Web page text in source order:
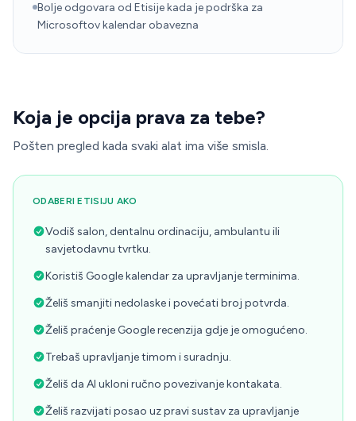
Bolje odgovara od Etisije kada je podrška za
Microsoftov kalendar obavezna
Koja je opcija prava za tebe?
Pošten pregled kada svaki alat ima više smisla.
ODABERI ETISIJU AKO
Vodiš salon, dentalnu ordinaciju, ambulantu ili
savjetodavnu tvrtku.
Koristiš Google kalendar za upravljanje terminima.
Želiš smanjiti nedolaske i povećati broj potvrda.
Želiš praćenje Google recenzija gdje je omogućeno.
Trebaš upravljanje timom i suradnju.
Želiš da AI ukloni ručno povezivanje kontakata.
Želiš razvijati posao uz pravi sustav za upravljanje